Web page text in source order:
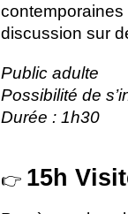
discussion sur
Public adulte
Possibilité de
Durée : 1h30
👉 15h